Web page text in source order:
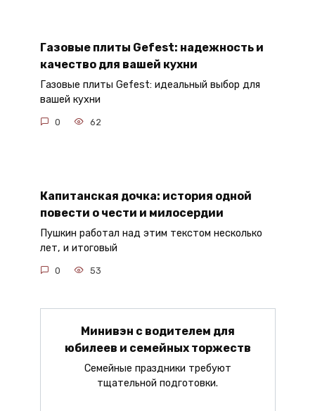
Газовые плиты Gefest: надежность и
качество для вашей кухни
Газовые плиты Gefest: идеальный выбор для
вашей кухни
0 62
Капитанская дочка: история одной
повести о чести и милосердии
Пушкин работал над этим текстом несколько
лет, и итоговый
0 53
Минивэн с водителем для
юбилеев и семейных торжеств
Семейные праздники требуют
тщательной подготовки.